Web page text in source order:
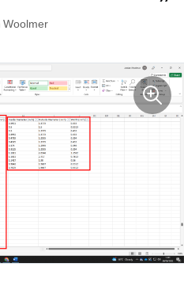
Woolmer